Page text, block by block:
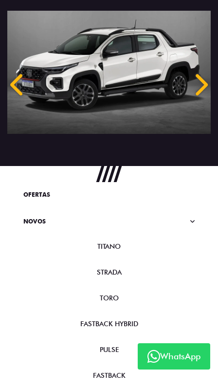
Anterior
WhatsApp
OFERTAS
NOVOS
TITANO
STRADA
TORO
FASTBACK HYBRID
PULSE
FASTBACK